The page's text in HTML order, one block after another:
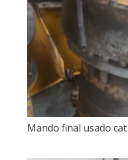
Mando final usado cat